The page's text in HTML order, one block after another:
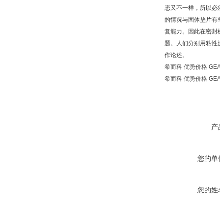
态又不一样，所以必
的情况与固体垫片有
复能力。因此在密封
题。人们分别用粘性
作论述。
希而科 优势价格
希而科 优势价格
产
您的单
您的姓